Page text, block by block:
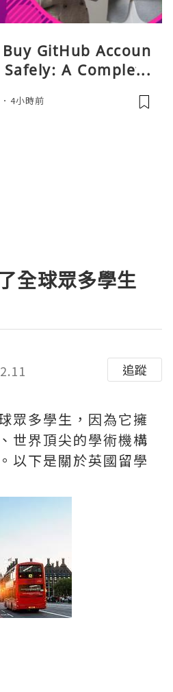
GitHub Accoun
A Complete
4小時前
全球眾多學生
追蹤
眾多學生，因為它擁
世界頂尖的學術機構
以下是關於英國留學